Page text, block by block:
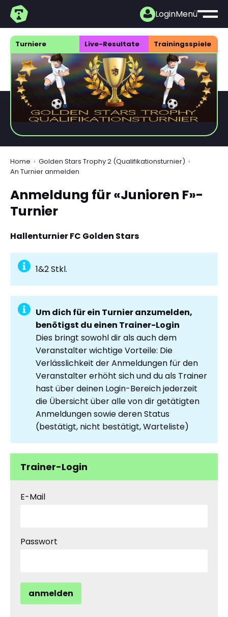
LoginMenü
Turniere Live-Resultate Trainings­spiele
Home
Golden Stars Trophy 2 (Qualifikationsturnier)
An Turnier anmelden
Anmeldung für «Junioren F»-
Turnier
Hallenturnier FC Golden Stars
1&2 Stkl.
Um dich für ein Turnier anzumelden,
benötigst du einen Trainer-Login
Dies bringt sowohl dir als auch dem
Veranstalter wichtige Vorteile: Die
Verlässlichkeit der Anmeldungen für den
Veranstalter erhöht sich und du als Trainer
hast über deinen Login-Bereich jederzeit
die Übersicht über alle von dir getätigten
Anmeldungen sowie deren Status
(bestätigt, nicht bestätigt, Warteliste)
Trainer-Login
E-Mail
Passwort
anmelden